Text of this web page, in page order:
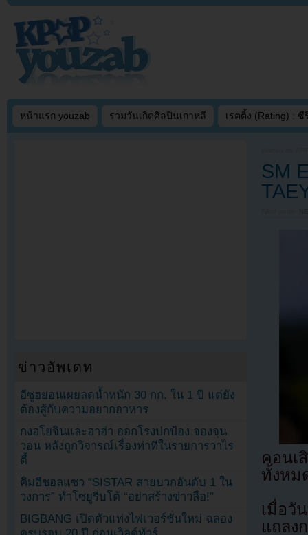
หน้าแรก youzab รวมวันเกิดศิลปินเกาหลี เรตติ้ง (Rating) : ซี
SM
คอนเ
ทั้งหม
เมื่อวั
แถลง
ข่าวอัพเดท
อีซูฮยอนเผยลดน้ำหนัก 30 กก. ใน 1 ปี แต่ยัง
ต้องสู้กับความอยากอาหาร
กงฮโยจินและฮาฮ่า ออกโรงปกป้อง จองจุน
วอน หลังถูกวิจารณ์เรื่องท่าทีในรายการวาไร
ตี้
คิมฮีชอลแซว “SISTAR สายบวกอันดับ 1 ใน
วงการ” ทำโซยูรีบโต้ “อย่าสร้างข่าวลือ!”
BIGBANG เปิดตัวแท่งไฟเวอร์ชั่นใหม่ ฉลอง